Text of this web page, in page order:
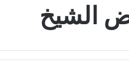
الشيخ